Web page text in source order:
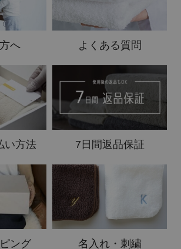
へ よくある質問
い方法 7日間返品保証
ング 名入れ・刺繍